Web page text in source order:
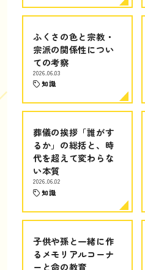
ふくさの色と宗教・
宗派の関係性につい
ての考察
2026.06.03
知識
葬儀の挨拶「誰がす
るか」の総括と、時
代を超えて変わらな
い本質
2026.06.02
知識
子供や孫と一緒に作
るメモリアルコーナ
ーと命の教育